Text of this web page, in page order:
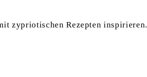
zypriotischen Rezepten inspirieren.